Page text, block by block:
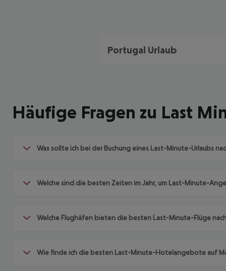
Portugal Urlaub
Häufige Fragen zu Last
Was sollte ich bei der Buchung eines Last-Minute-Urlaubs
Welche sind die besten Zeiten im Jahr, um Last-Minute-
Welche Flughäfen bieten die besten Last-Minute-Flüge
Wie finde ich die besten Last-Minute-Hotelangebote auf